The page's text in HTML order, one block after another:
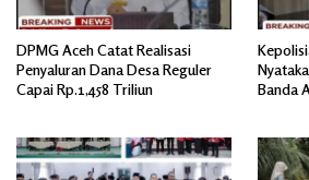
DPMG Aceh Catat Realisasi
Penyaluran Dana Desa Reguler
Capai Rp.1,458 Triliun
Banda